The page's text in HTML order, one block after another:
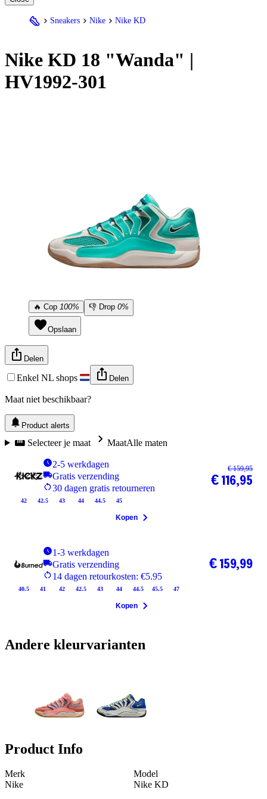
Sneakers Nike Nike KD
Nike KD 18 "Wanda" |
HV1992-301
🔥 Cop 100% 👎 Drop 0%
Opslaan
Delen
Enkel NL shops Delen
Maat niet beschikbaar?
Product alerts
Selecteer je maat MaatAlle maten
2-5 werkdagen
Gratis verzending
30 dagen gratis retourneren
42 42.5 43 44 44.5 45
€ 159,95
€ 116,95
Kopen
1-3 werkdagen
Gratis verzending
14 dagen retourkosten: €5.95
40.5 41 42 42.5 43 44 44.5 45.5 47
€ 159,99
Kopen
Andere kleurvarianten
Product Info
Merk
Nike
Model
Nike KD